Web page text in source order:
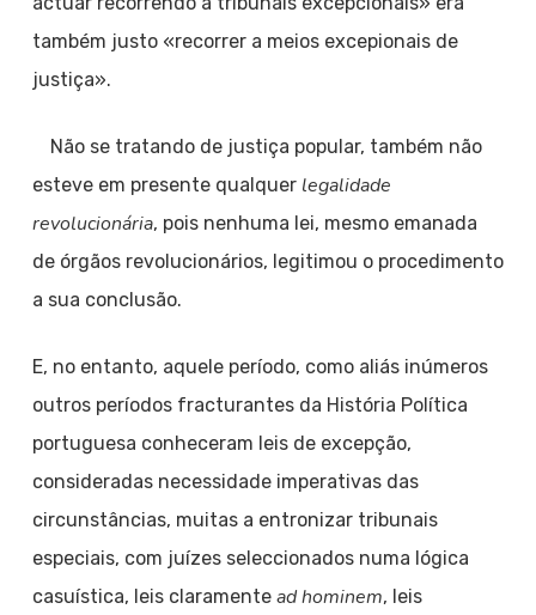
também justo «recorrer a meios excepionais de
justiça».
Não se tratando de justiça popular, também não
esteve em presente qualquer legalidade
revolucionária, pois nenhuma lei, mesmo emanada
de órgãos revolucionários, legitimou o procedimento
a sua conclusão.
E, no entanto, aquele período, como aliás inúmeros
outros períodos fracturantes da História Política
portuguesa conheceram leis de excepção,
consideradas necessidade imperativas das
circunstâncias, muitas a entronizar tribunais
especiais, com juízes seleccionados numa lógica
casuística, leis claramente ad hominem, leis